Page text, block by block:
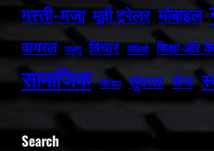
मस्ती-मजा मूवी ट्रेलर मोबाइल
वायरल वास्तु विचार वीडियो शिक्षा और
सामाजिक सिनेमा सुंदरता सेना
Search